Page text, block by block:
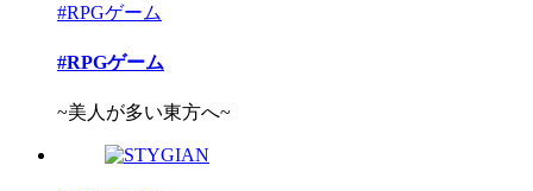
#RPGゲーム
#RPGゲーム
~美人が多い東方へ~